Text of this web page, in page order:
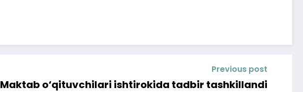
Previous post
Maktab o‘qituvchilari ishtirokida tadbir tashkillandi